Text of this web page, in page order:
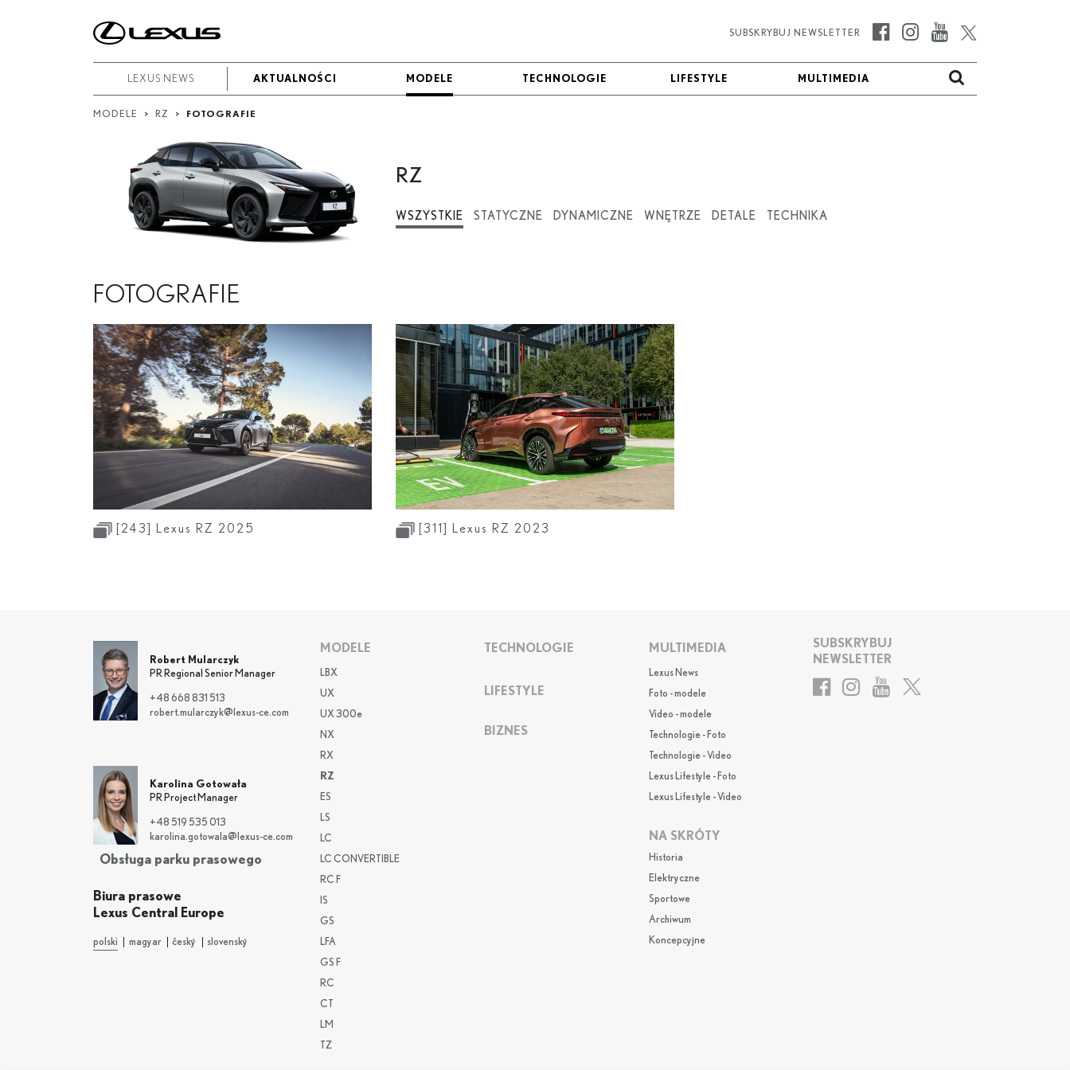
LEXUS NEWS AKTUALNOŚCI MODELE TECHNOLOGIE LIFESTYLE MULTIMEDIA
SUBSKRYBUJ NEWSLETTER
LEXUS NEWS AKTUALNOŚCI MODELE TECHNOLOGIE LIFESTYLE MULTIMEDIA
MODELE > RZ > FOTOGRAFIE
RZ
WSZYSTKIE STATYCZNE DYNAMICZNE WNĘTRZE DETALE TECHNIKA
FOTOGRAFIE
[243] Lexus RZ 2025 [311] Lexus RZ 2023
Robert Mularczyk
PR Regional Senior Manager
+48 668 831 513
robert.mularczyk@lexus-ce.com
Karolina Gotowała
PR Project Manager
+48 519 535 013
karolina.gotowala@lexus-ce.com
Obsługa parku prasowego
Biura prasowe
Lexus Central Europe
polski magyar český slovenský
MODELE
LBX
UX
UX 300e
NX
RX
RZ
ES
LS
LC
LC CONVERTIBLE
RC F
IS
GS
LFA
GS F
RC
CT
LM
TZ
TECHNOLOGIE
LIFESTYLE
BIZNES
MULTIMEDIA
Lexus News
Foto - modele
Video - modele
Technologie - Foto
Technologie - Video
Lexus Lifestyle - Foto
Lexus Lifestyle - Video
NA SKRÓTY
Historia
Elektryczne
Sportowe
Archiwum
Koncepcyjne
SUBSKRYBUJ
NEWSLETTER